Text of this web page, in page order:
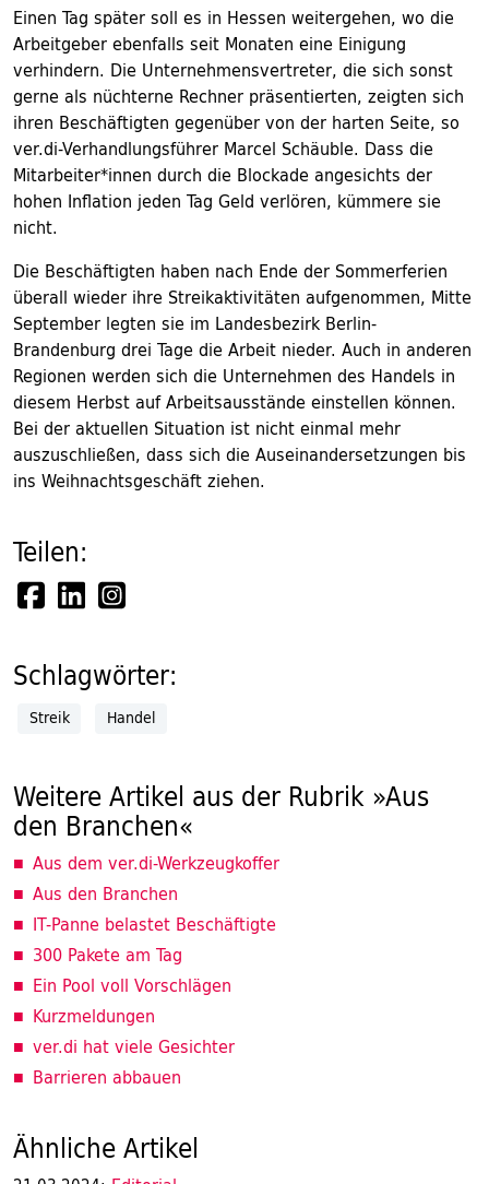
Einen Tag später soll es in Hessen weitergehen, wo die
Arbeitgeber ebenfalls seit Monaten eine Einigung
verhindern. Die Unternehmensvertreter, die sich sonst
gerne als nüchterne Rechner präsentierten, zeigten sich
ihren Beschäftigten gegenüber von der harten Seite, so
ver.di-Verhandlungsführer Marcel Schäuble. Dass die
Mitarbeiter*innen durch die Blockade angesichts der
hohen Inflation jeden Tag Geld verlören, kümmere sie
nicht.
Die Beschäftigten haben nach Ende der Sommerferien
überall wieder ihre Streikaktivitäten aufgenommen, Mitte
September legten sie im Landesbezirk Berlin-
Brandenburg drei Tage die Arbeit nieder. Auch in anderen
Regionen werden sich die Unternehmen des Handels in
diesem Herbst auf Arbeitsausstände einstellen können.
Bei der aktuellen Situation ist nicht einmal mehr
auszuschließen, dass sich die Auseinandersetzungen bis
ins Weihnachtsgeschäft ziehen.
Teilen:
Schlagwörter:
Streik Handel
Weitere Artikel aus der Rubrik »Aus
den Branchen«
Aus dem ver.di-Werkzeugkoffer
Aus den Branchen
IT-Panne belastet Beschäftigte
300 Pakete am Tag
Ein Pool voll Vorschlägen
Kurzmeldungen
ver.di hat viele Gesichter
Barrieren abbauen
Ähnliche Artikel